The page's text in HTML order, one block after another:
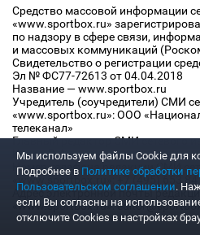
Средство массовой информации
«www.sportbox.ru»
по надзору в сфере связи,
и массовых коммуникаций
Свидетельство о регистрации
Эл № ФС77-72613 от 04.04.2018
Название — www.sportbox.ru
Учредитель (соучредители) СМИ
«www.sportbox.ru»: ООО
телеканал»
Главный редактор СМИ сетевого
Конов В.А.
Номер телефона редакции СМИ
«www.sportbox.ru»: +7 (495) 653
Адрес электронной почты
«www.sportbox.ru»:
Мы используем файлы Сookie для
Подробнее в Политике обработки
Пользовательском соглашении.
если Вы согласны на
отключите Cookies в настройках